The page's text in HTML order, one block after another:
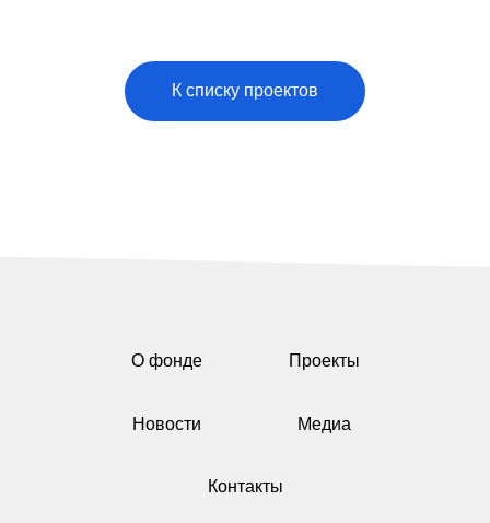
К списку проектов
О фонде Проекты
Медиа
Контакты
Новости